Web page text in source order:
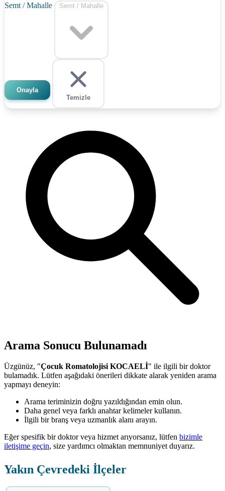
Semt / Mahalle Semt / Mahalle
Onayla
Temizle
Arama Sonucu Bulunamadı
Üzgünüz, "Çocuk Romatolojisi KOCAELİ" ile ilgili bir doktor
bulamadık. Lütfen aşağıdaki önerileri dikkate alarak yeniden arama
yapmayı deneyin:
Arama teriminizin doğru yazıldığından emin olun.
Daha genel veya farklı anahtar kelimeler kullanın.
İlgili bir branş veya uzmanlık alanı arayın.
Eğer spesifik bir doktor veya hizmet arıyorsanız, lütfen bizimle
iletişime geçin, size yardımcı olmaktan memnuniyet duyarız.
Yakın Çevredeki İlçeler